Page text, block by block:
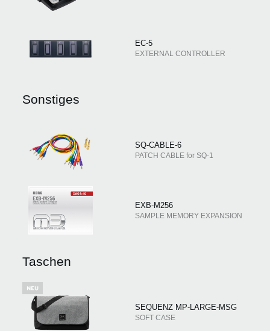
EC-5
EXTERNAL CONTROLLER
Sonstiges
SQ-CABLE-6
PATCH CABLE for SQ-1
EXB-M256
SAMPLE MEMORY EXPANSION
Taschen
SEQUENZ MP-LARGE-MSG
SOFT CASE